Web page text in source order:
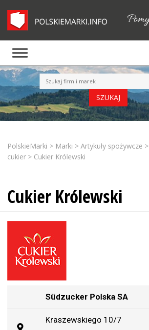
PolskieMarki > Marki > Artykuły spożywcze >
cukier > Cukier Królewski
Cukier Królewski
Südzucker Polska SA
Kraszewskiego 10/7